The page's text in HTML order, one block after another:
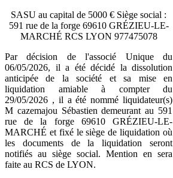
SASU au capital de 5000 € Siège social :
591 rue de la forge 69610 GRÉZIEU-LE-
MARCHÉ RCS LYON 977475078
Par décision de l'associé Unique du
06/05/2026, il a été décidé la dissolution
anticipée de la société et sa mise en
liquidation amiable à compter du
29/05/2026 , il a été nommé liquidateur(s)
M cazemajou Sébastien demeurant au 591
rue de la forge 69610 GRÉZIEU-LE-
MARCHÉ et fixé le siège de liquidation où
les documents de la liquidation seront
notifiés au siège social. Mention en sera
faite au RCS de LYON.